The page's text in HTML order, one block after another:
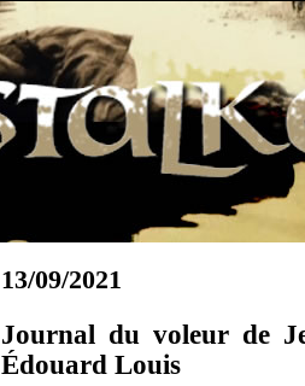
13/09/2021
Journal du voleur de
Édouard Louis